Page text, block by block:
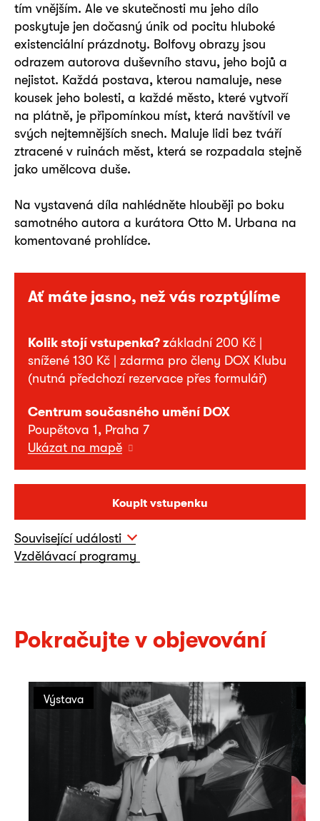
Ať máte jasno, než vás rozptýlíme
Kolik stojí vstupenka? základní 200 Kč |
snížené 130 Kč | zdarma pro členy DOX Klubu
(nutná předchozí rezervace přes formulář)
Centrum současného umění DOX
Poupětova 1, Praha 7
Ukázat na mapě
Koupit vstupenku
tím vnějším. Ale ve skutečnosti mu jeho dílo
poskytuje jen dočasný únik od pocitu hluboké
existenciální prázdnoty. Bolfovy obrazy jsou
odrazem autorova duševního stavu, jeho bojů a
nejistot. Každá postava, kterou namaluje, nese
kousek jeho bolesti, a každé město, které vytvoří
na plátně, je připomínkou míst, která navštívil ve
svých nejtemnějších snech. Maluje lidi bez tváří
ztracené v ruinách měst, která se rozpadala stejně
jako umělcova duše.
Na vystavená díla nahlédněte hlouběji po boku
samotného autora a kurátora Otto M. Urbana na
komentované prohlídce.
Související události
Vzdělávací programy
Pokračujte v objevování
Výstava